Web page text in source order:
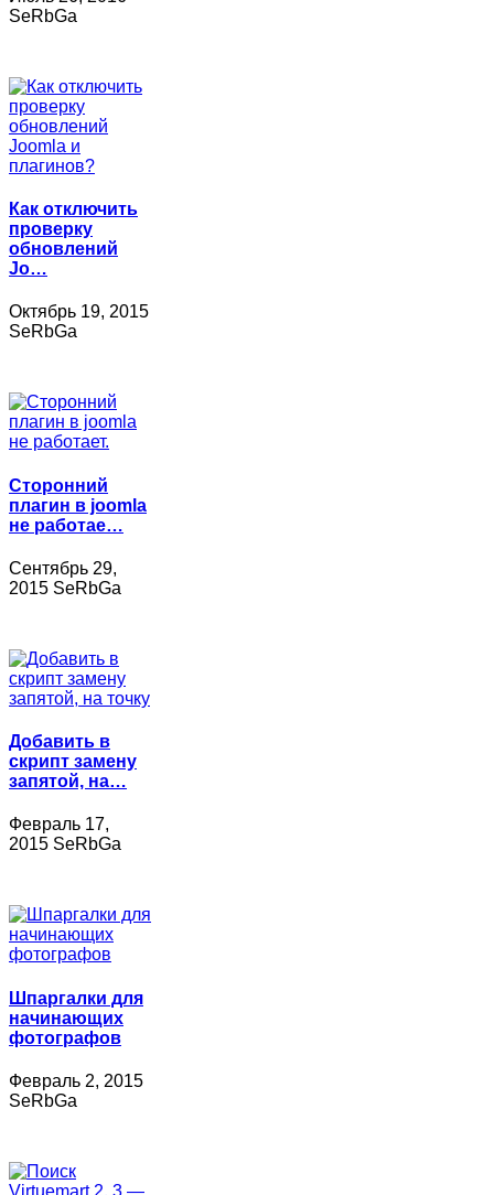
SeRbGa
Как отключить
проверку
обновлений
Jo…
Октябрь 19, 2015
SeRbGa
Сторонний
плагин в joomla
не работае…
Сентябрь 29,
2015 SeRbGa
Добавить в
скрипт замену
запятой, на…
Февраль 17,
2015 SeRbGa
Шпаргалки для
начинающих
фотографов
Февраль 2, 2015
SeRbGa